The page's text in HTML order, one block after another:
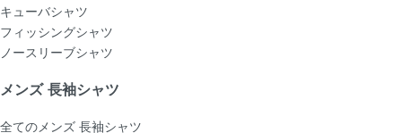
キューバシャツ
フィッシングシャツ
ノースリーブシャツ
メンズ 長袖シャツ
全てのメンズ 長袖シャツ